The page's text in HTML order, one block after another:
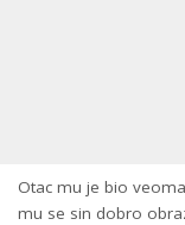
Otac mu je bio
mu se sin dobro